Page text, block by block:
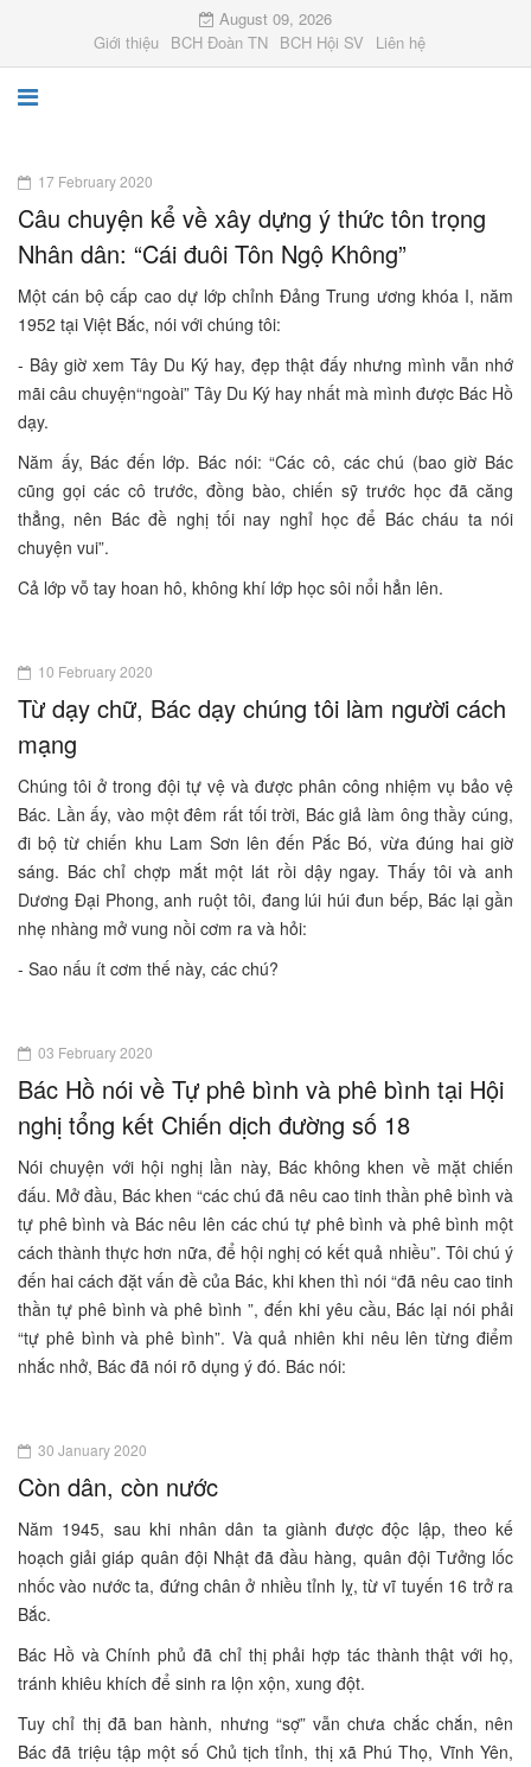
August 09, 2026
Giới thiệu
BCH Đoàn TN BCH Hội SV Liên hệ
17 February 2020
Câu chuyện kể về xây dựng ý thức tôn trọng
Nhân dân: “Cái đuôi Tôn Ngộ Không”
Một cán bộ cấp cao dự lớp chỉnh Đảng Trung ương khóa I, năm
1952 tại Việt Bắc, nói với chúng tôi:
- Bây giờ xem Tây Du Ký hay, đẹp thật đấy nhưng mình vẫn nhớ
mãi câu chuyện“ngoài” Tây Du Ký hay nhất mà mình được Bác Hồ
dạy.
Năm ấy, Bác đến lớp. Bác nói: “Các cô, các chú (bao giờ Bác
cũng gọi các cô trước, đồng bào, chiến sỹ trước học đã căng
thẳng, nên Bác đề nghị tối nay nghỉ học để Bác cháu ta nói
chuyện vui”.
Cả lớp vỗ tay hoan hô, không khí lớp học sôi nổi hẳn lên.
10 February 2020
Từ dạy chữ, Bác dạy chúng tôi làm người cách
mạng
Chúng tôi ở trong đội tự vệ và được phân công nhiệm vụ bảo vệ
Bác. Lần ấy, vào một đêm rất tối trời, Bác giả làm ông thầy cúng,
đi bộ từ chiến khu Lam Sơn lên đến Pắc Bó, vừa đúng hai giờ
sáng. Bác chỉ chợp mắt một lát rồi dậy ngay. Thấy tôi và anh
Dương Đại Phong, anh ruột tôi, đang lúi húi đun bếp, Bác lại gần
nhẹ nhàng mở vung nồi cơm ra và hỏi:
- Sao nấu ít cơm thế này, các chú?
03 February 2020
Bác Hồ nói về Tự phê bình và phê bình tại Hội
nghị tổng kết Chiến dịch đường số 18
Nói chuyện với hội nghị lần này, Bác không khen về mặt chiến
đấu. Mở đầu, Bác khen “các chú đã nêu cao tinh thần phê bình và
tự phê bình và Bác nêu lên các chú tự phê bình và phê bình một
cách thành thực hơn nữa, để hội nghị có kết quả nhiều”. Tôi chú ý
đến hai cách đặt vấn đề của Bác, khi khen thì nói “đã nêu cao tinh
thần tự phê bình và phê bình ”, đến khi yêu cầu, Bác lại nói phải
“tự phê bình và phê bình”. Và quả nhiên khi nêu lên từng điểm
nhắc nhở, Bác đã nói rõ dụng ý đó. Bác nói:
30 January 2020
Còn dân, còn nước
Năm 1945, sau khi nhân dân ta giành được độc lập, theo kế
hoạch giải giáp quân đội Nhật đã đầu hàng, quân đội Tưởng lốc
nhốc vào nước ta, đứng chân ở nhiều tỉnh lỵ, từ vĩ tuyến 16 trở ra
Bắc.
Bác Hồ và Chính phủ đã chỉ thị phải hợp tác thành thật với họ,
tránh khiêu khích để sinh ra lộn xộn, xung đột.
Tuy chỉ thị đã ban hành, nhưng “sợ” vẫn chưa chắc chắn, nên
Bác đã triệu tập một số Chủ tịch tỉnh, thị xã Phú Thọ, Vĩnh Yên,